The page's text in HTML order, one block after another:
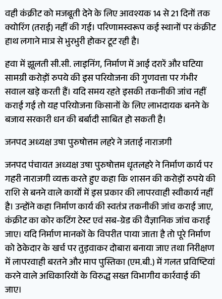
वही कंक्रीट को मजबूती देने के लिए आवश्यक 14 से 21 दिनों तक
क्योरिंग (तराई) नहीं की गई। परिणामस्वरूप कई स्थानों पर कंक्रीट
हाथ लगाने मात्र से भुरभुरी होकर टूट रही है।
हवा में झूलती सी.सी. लाइनिंग, निर्माण में आई दरारें और घटिया
सामग्री करोड़ों रुपये की इस परियोजना की गुणवत्ता पर गंभीर
सवाल खड़े करती हैं। यदि समय रहते इसकी तकनीकी जांच नहीं
कराई गई तो यह परियोजना किसानों के लिए लाभदायक बनने के
बजाय सरकारी धन की बर्बादी साबित हो सकती है।
जनपद अध्यक्ष उषा पुरुषोत्तम लहरे ने जताई नाराजगी
जनपद पंचायत अध्यक्ष उषा पुरुषोत्तम धृतलहरे ने निर्माण कार्य पर
गहरी नाराजगी व्यक्त करते हुए कहा कि शासन की करोड़ों रुपये की
राशि से बनने वाले कार्यों में इस प्रकार की लापरवाही स्वीकार्य नहीं
है। उन्होंने कहा निर्माण कार्य की स्वतंत्र तकनीकी जांच कराई जाए,
कंक्रीट का कोर कटिंग टेस्ट एवं सब-ग्रेड की वैज्ञानिक जांच कराई
जाए। यदि निर्माण मानकों के विपरीत पाया जाता है तो पूरे निर्माण
को ठेकेदार के खर्च पर तुड़वाकर दोबारा बनाया जाए तथा निरीक्षण
में लापरवाही बरतने और माप पुस्तिका (एम.बी.) में गलत प्रविष्टियां
करने वाले अधिकारियों के विरुद्ध सख्त विभागीय कार्रवाई की
जाए।